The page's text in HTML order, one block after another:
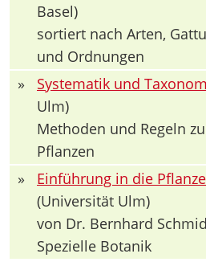
Basel)
sortiert nach Arten,
und Ordnungen
»
Systematik und
Ulm)
Methoden und Regeln
Pflanzen
»
Einführung in die
(Universität Ulm)
von Dr. Bernhard
Spezielle Botanik